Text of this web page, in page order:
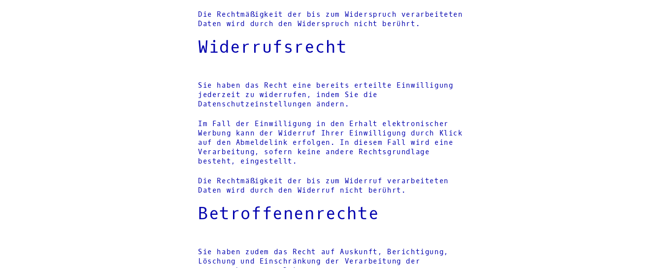
Die Rechtmäßigkeit der bis zum Widerspruch verarbeiteten
Daten wird durch den Widerspruch nicht berührt.
Widerrufsrecht
Sie haben das Recht eine bereits erteilte Einwilligung
jederzeit zu widerrufen, indem Sie die
Datenschutzeinstellungen ändern.
Im Fall der Einwilligung in den Erhalt elektronischer
Werbung kann der Widerruf Ihrer Einwilligung durch Klick
auf den Abmeldelink erfolgen. In diesem Fall wird eine
Verarbeitung, sofern keine andere Rechtsgrundlage
besteht, eingestellt.
Die Rechtmäßigkeit der bis zum Widerruf verarbeiteten
Daten wird durch den Widerruf nicht berührt.
Betroffenenrechte
Sie haben zudem das Recht auf Auskunft, Berichtigung,
Löschung und Einschränkung der Verarbeitung der